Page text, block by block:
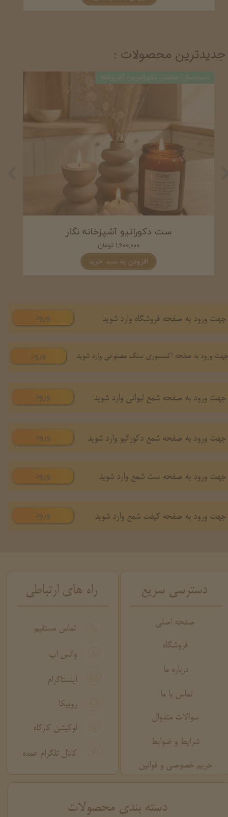
جهت ورود به صفحه فروشگاه وارد شوید ورود
جهت ورود به صفحه شمع لیوانی وارد شوید ورود
جهت ورود به صفحه شمع دکوراتیو وارد شوید ورود
جهت ورود به صفحه ست شمع وارد شوید ورود
ورود به صفحه اکسسوری سنگ مصنوعی وارد شوید ورود
جهت ورود به صفحه گیفت شمع وارد شوید ورود
ست شمع و دکوری آشپزخانه اوینا
۲,۰۵۰,۰۰۰ تومان
افزودن به سبد خرید
دست‌ساز | مناسب دکوراسیون آشپزخانه
جدیدترین محصولات :
​دسته بندی محصولات
راه های ارتباطی
تماس مستقیم
اینستاگرام
روبیکا
واتس اپ
لوکیشن کارگاه
کانال تلگرام عمده
دسترسی سریع
صفحه اصلی
فروشگاه
درباره ما
تماس با ما
سوالات متدوال
حریم خصوصی و قوانین
شرایط و ضوابط